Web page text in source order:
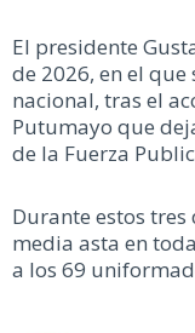
El presidente
de 2026, en el
nacional, tras el
Putumayo que
de la Fuerza
Durante estos tres
media asta en
a los 69